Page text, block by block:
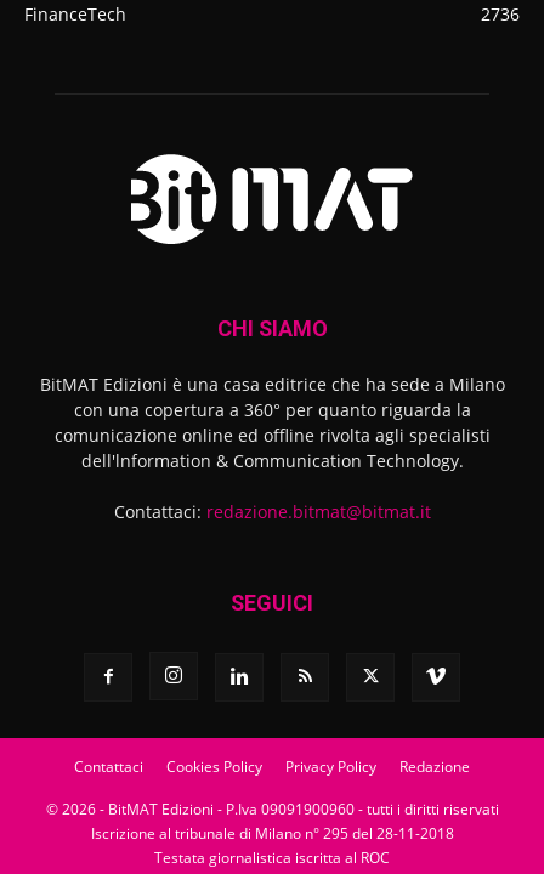
FinanceTech
2736
CHI SIAMO
BitMAT Edizioni è una casa editrice che ha sede a Milano
con una copertura a 360° per quanto riguarda la
comunicazione online ed offline rivolta agli specialisti
dell'lnformation & Communication Technology.
Contattaci: redazione.bitmat@bitmat.it
SEGUICI
Contattaci Cookies Policy Privacy Policy Redazione
© 2026 - BitMAT Edizioni - P.Iva 09091900960 - tutti i diritti riservati
Iscrizione al tribunale di Milano n° 295 del 28-11-2018
Testata giornalistica iscritta al ROC